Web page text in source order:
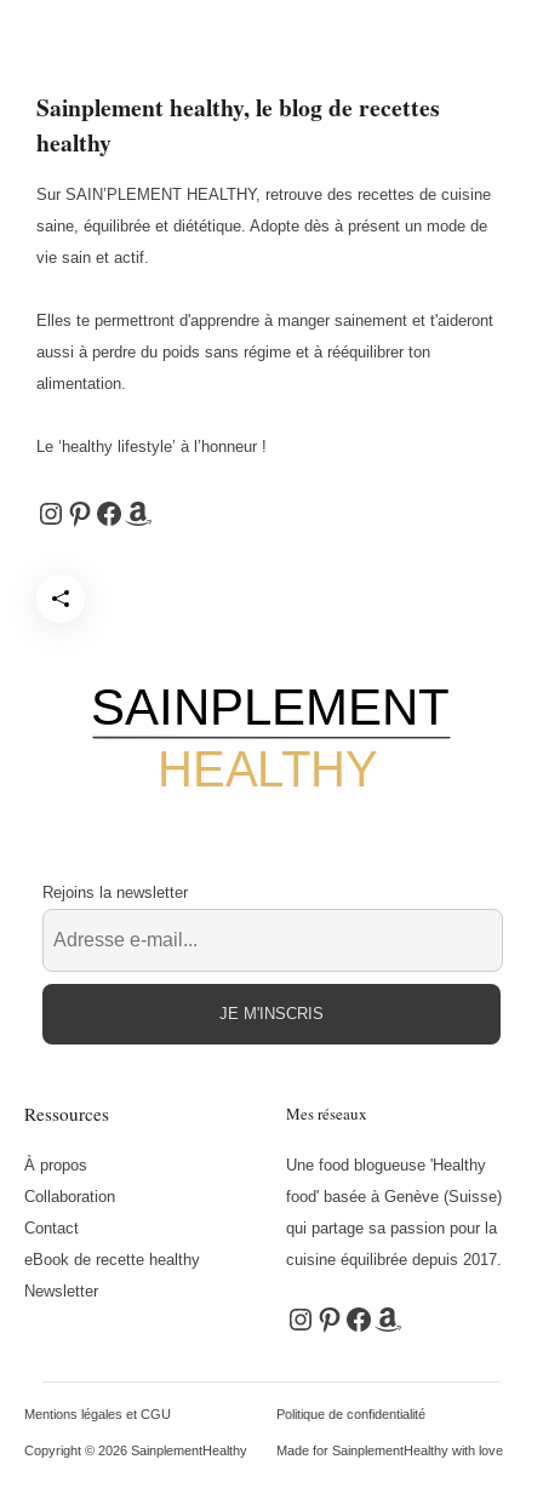
Sainplement healthy, le blog de recettes
healthy
Sur SAIN’PLEMENT HEALTHY, retrouve des recettes de cuisine
saine, équilibrée et diététique. Adopte dès à présent un mode de
vie sain et actif.
Elles te permettront d'apprendre à manger sainement et t'aideront
aussi à perdre du poids sans régime et à rééquilibrer ton
alimentation.
Le ‘healthy lifestyle’ à l’honneur !
Instagram
Pinterest
Facebook
Amazon
HEALTHY
SAINPLEMENT
Ressources
À propos
Collaboration
Contact
eBook de recette healthy
Newsletter
Mes réseaux
Une food blogueuse 'Healthy
food' basée à Genève (Suisse)
qui partage sa passion pour la
cuisine équilibrée depuis 2017.
Instagram
Pinterest
Facebook
Amazon
Rejoins la newsletter
JE M'INSCRIS
Mentions légales et CGU Politique de confidentialité
Copyright © 2026 SainplementHealthy Made for SainplementHealthy with love